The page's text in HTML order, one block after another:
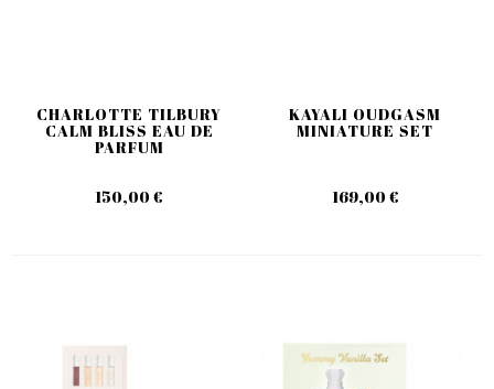
CHARLOTTE TILBURY
CALM BLISS EAU DE
PARFUM
150,00 €
KAYALI OUDGASM
MINIATURE SET
169,00 €